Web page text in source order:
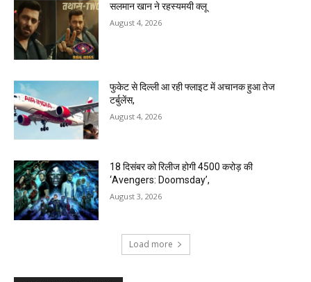
सलमान खान ने रहस्यमयी क्लू
August 4, 2026
फुकेट से दिल्ली आ रही फ्लाइट में अचानक हुआ तेज
टर्बुलेंस,
August 4, 2026
18 दिसंबर को रिलीज होगी 4500 करोड़ की
‘Avengers: Doomsday’,
August 3, 2026
Load more